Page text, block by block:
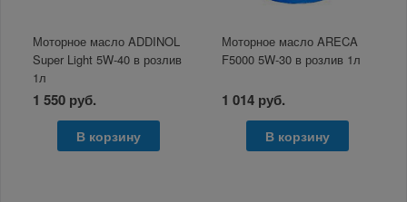
Моторное масло ADDINOL
Super Light 5W-40 в розлив
1л
1 550 руб.
В корзину
Моторное масло ARECA
F5000 5W-30 в розлив 1л
1 014 руб.
В корзину